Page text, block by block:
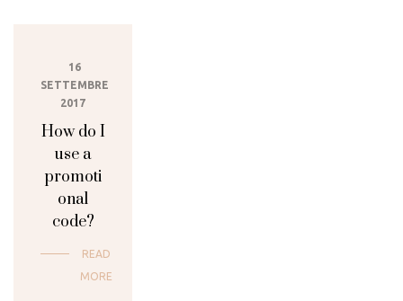
16
SETTEMBRE
2017
How do I
use a
promoti
onal
code?
READ
MORE